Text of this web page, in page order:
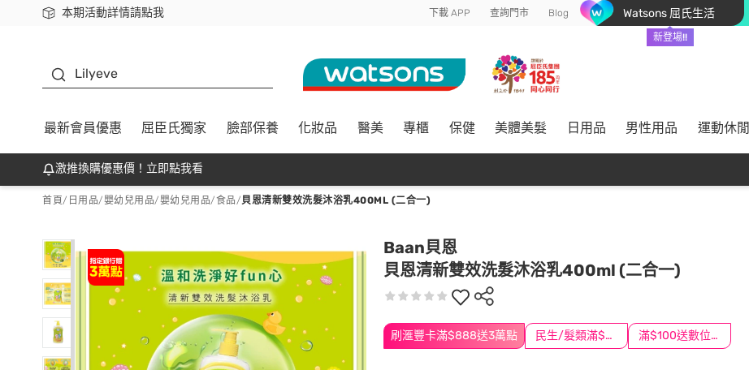
本期活動詳情請點我
下載app最高回饋$350 下載 APP 查詢門市 Blog Watsons 屈氏生活
新登場!!
Lilyeve
最新會員優惠 屈臣氏獨家 臉部保養 化妝品 醫美 專櫃 保健 美體美髮 日用品 男性用品 運動休閒
激推換購優惠價！立即點我看
首頁/ 日用品/嬰幼兒用品/嬰幼兒用品/食品/貝恩清新雙效洗髮沐浴乳400ML (二合一)
Baan貝恩
貝恩清新雙效洗髮沐浴乳400ml (二合一)
刷滙豐卡滿$888送3萬點 民生/髮類滿$388送舒潔冰巾 滿$100送數位印花